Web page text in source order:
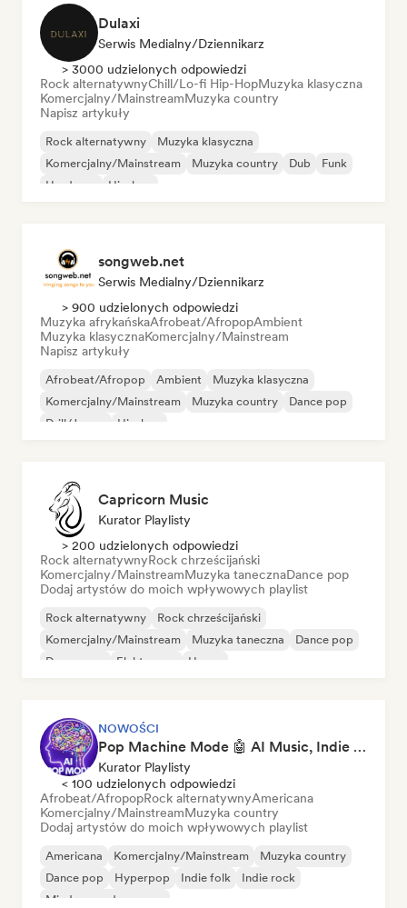
Dulaxi
Serwis Medialny/Dziennikarz
> 3000 udzielonych odpowiedzi
Rock alternatywnyChill/Lo-fi Hip-HopMuzyka klasyczna
Komercjalny/MainstreamMuzyka country
Napisz artykuły
Rock alternatywny
Muzyka klasyczna
Komercjalny/Mainstream
Muzyka country Dub
Funk
Hardcore
Hip-hop
songweb.net
Serwis Medialny/Dziennikarz
> 900 udzielonych odpowiedzi
Muzyka afrykańskaAfrobeat/AfropopAmbient
Muzyka klasycznaKomercjalny/Mainstream
Napisz artykuły
Afrobeat/Afropop Ambient
Muzyka klasyczna
Komercjalny/Mainstream
Muzyka country
Dance pop
Drill/Jersey
Hip-hop
Capricorn Music
Kurator Playlisty
> 200 udzielonych odpowiedzi
Rock alternatywnyRock chrześcijański
Komercjalny/MainstreamMuzyka tanecznaDance pop
Dodaj artystów do moich wpływowych playlist
Rock alternatywny
Rock chrześcijański
Komercjalny/Mainstream
Muzyka taneczna
Dance pop
Dream pop
Elektropop House
NOWOŚCI
Pop Machine Mode 🤖 AI Music, Indie Pop & Dream Pop
Kurator Playlisty
< 100 udzielonych odpowiedzi
Afrobeat/AfropopRock alternatywnyAmericana
Komercjalny/MainstreamMuzyka country
Dodaj artystów do moich wpływowych playlist
Americana Komercjalny/Mainstream
Muzyka country
Dance pop
Hyperpop Indie folk
Indie rock
Międzynarodowy pop